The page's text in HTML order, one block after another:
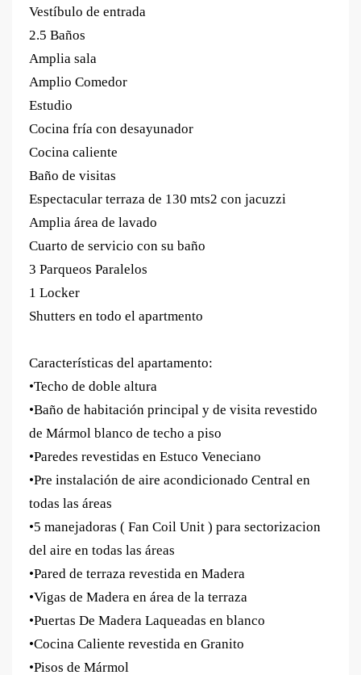
Vestíbulo de entrada
2.5 Baños
Amplia sala
Amplio Comedor
Estudio
Cocina fría con desayunador
Cocina caliente
Baño de visitas
Espectacular terraza de 130 mts2 con jacuzzi
Amplia área de lavado
Cuarto de servicio con su baño
3 Parqueos Paralelos
1 Locker
Shutters en todo el apartmento
Características del apartamento:
•Techo de doble altura
•Baño de habitación principal y de visita revestido
de Mármol blanco de techo a piso
•Paredes revestidas en Estuco Veneciano
•Pre instalación de aire acondicionado Central en
todas las áreas
•5 manejadoras ( Fan Coil Unit ) para sectorizacion
del aire en todas las áreas
•Pared de terraza revestida en Madera
•Vigas de Madera en área de la terraza
•Puertas De Madera Laqueadas en blanco
•Cocina Caliente revestida en Granito
•Pisos de Mármol